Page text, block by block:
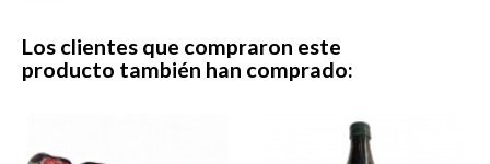
Los clientes que compraron este
producto también han comprado: